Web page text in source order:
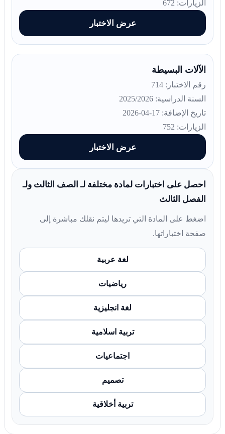
الزيارات: 672
عرض الاختبار
الآلات البسيطة
رقم الاختبار: 714
السنة الدراسية: 2025/2026
تاريخ الإضافة: 17-04-2026
الزيارات: 752
عرض الاختبار
احصل على اختبارات لمادة مختلفة لـ الصف الثالث ولـ
الفصل الثالث
اضغط على المادة التي تريدها ليتم نقلك مباشرة إلى
صفحة اختباراتها.
لغة عربية
رياضيات
لغة انجليزية
تربية اسلامية
اجتماعيات
تصميم
تربية أخلاقية